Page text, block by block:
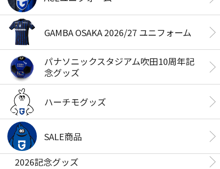
GAMBA OSAKA 2026/27 ユニフォーム
パナソニックスタジアム吹田10周年記
念グッズ
ハーチモグッズ
SALE商品
2026記念グッズ